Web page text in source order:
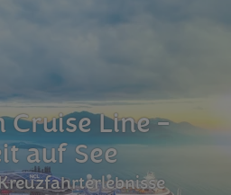
Line –
auf See